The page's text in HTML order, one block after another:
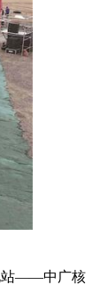
站——中广核